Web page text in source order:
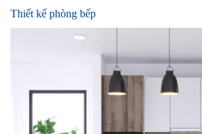
Thiết kế phòng bếp